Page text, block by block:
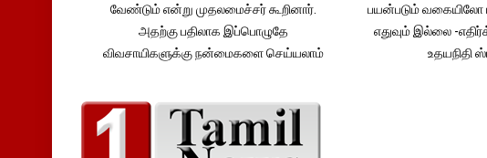
வேண்டும் என்று முதலமைச்சர் கூறினார்.
அதற்கு பதிலாக இப்பொழுதே
விவசாயிகளுக்கு நன்மைகளை செய்யலாம்
பயன்படும் வகையிலோ
எதுவும் இல்லை -
உதயநிதி